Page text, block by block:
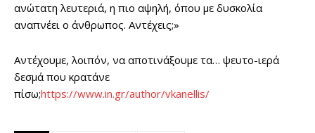
ανώτατη λευτεριά, η πιο αψηλή, όπου με δυσκολία
αναπνέει ο άνθρωπος. Αντέχεις;»
Αντέχουμε, λοιπόν, να αποτινάξουμε τα… ψευτο-ιερά
δεσμά που κρατάνε
πίσω;https://www.in.gr/author/vkanellis/